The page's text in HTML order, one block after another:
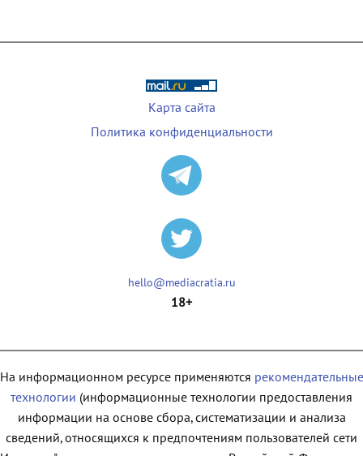
Карта сайта
Политика конфиденциальности
hello@mediacratia.ru
18+
На информационном ресурсе применяются рекомендательные
технологии (информационные технологии предоставления
информации на основе сбора, систематизации и анализа
сведений, относящихся к предпочтениям пользователей сети